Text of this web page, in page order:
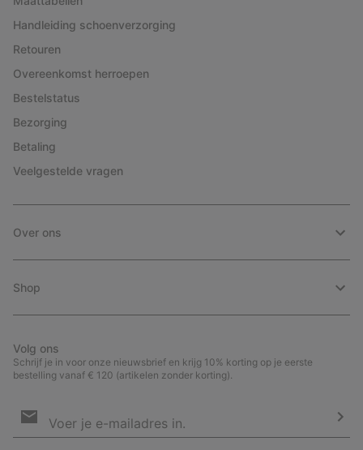
Handleiding schoenverzorging
Retouren
Overeenkomst herroepen
Bestelstatus
Bezorging
Betaling
Veelgestelde vragen
Over ons
Shop
Volg ons
Schrijf je in voor onze nieuwsbrief en krijg 10% korting op je eerste
bestelling vanaf € 120 (artikelen zonder korting).
voor